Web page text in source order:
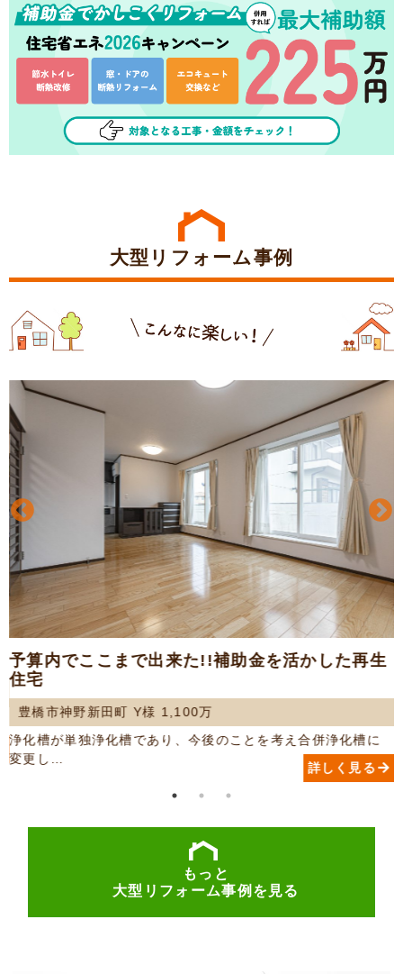
大型リフォーム事例
予算内でここまで出来た!!補助金を活かした再生
住宅
豊橋市神野新田町 Y様 1,100万
浄化槽が単独浄化槽であり、今後のことを考え合併浄化槽に
変更し…
詳しく見る
もっと
大型リフォーム事例を見る